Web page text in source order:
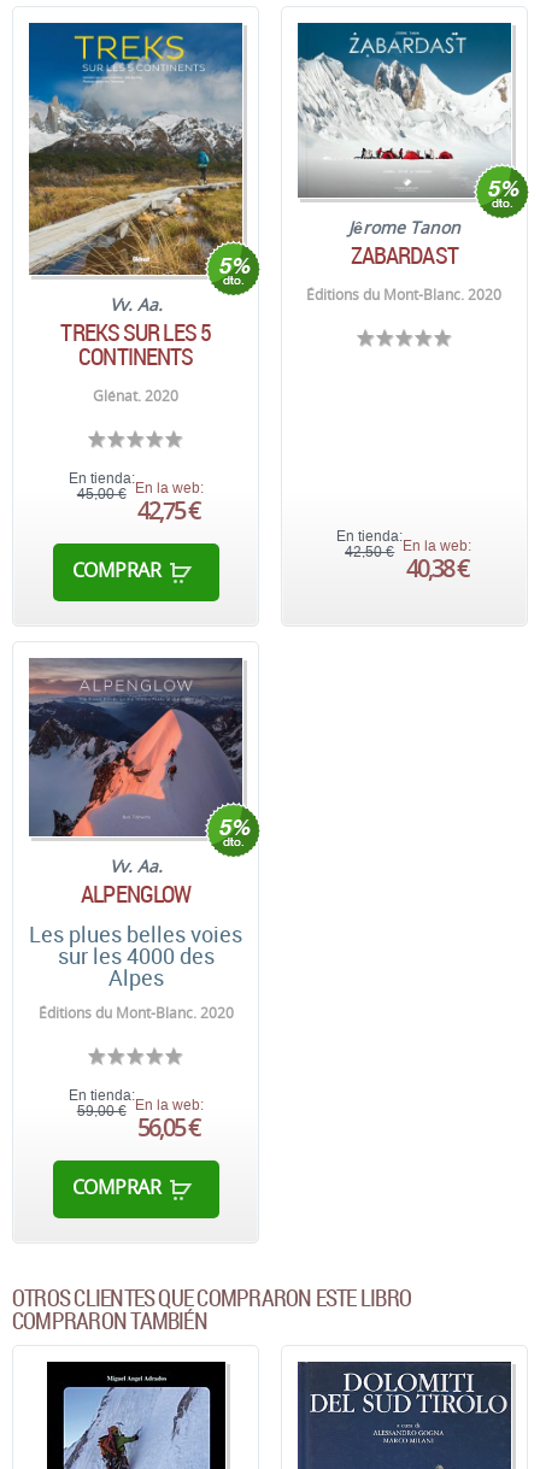
Vv. Aa.
TREKS SUR LES 5
CONTINENTS
Glénat. 2020
En tienda:
45,00 € En la web:
42,75 €
COMPRAR
Jêrome Tanon
ZABARDAST
Éditions du Mont-Blanc. 2020
En tienda:
42,50 € En la web:
40,38 €
Vv. Aa.
ALPENGLOW
Les plues belles voies
sur les 4000 des
Alpes
Éditions du Mont-Blanc. 2020
En tienda:
59,00 € En la web:
56,05 €
COMPRAR
OTROS CLIENTES QUE COMPRARON ESTE LIBRO
COMPRARON TAMBIÉN